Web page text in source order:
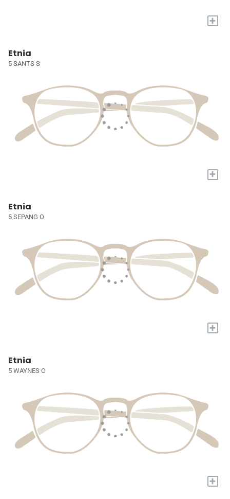
+
Etnia
5 SANTS S
+
Etnia
5 SEPANG O
+
Etnia
5 WAYNES O
+